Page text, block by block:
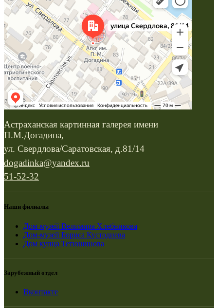
Астраханская картинная галерея имени
П.М.Догадина,
ул. Свердлова/Саратовская, д.81/14
dogadinka@yandex.ru
51-52-32
Наши филиалы
Дом-музей Велимира Хлебникова
Дом-музей Бориса Кустодиева
Дом купца Тетюшинова
Зарубежный отдел
Вконтакте